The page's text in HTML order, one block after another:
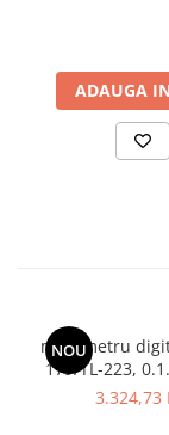
ADAUGA
NOU
multimetru
179/TL-223,
1kV,3.324,73